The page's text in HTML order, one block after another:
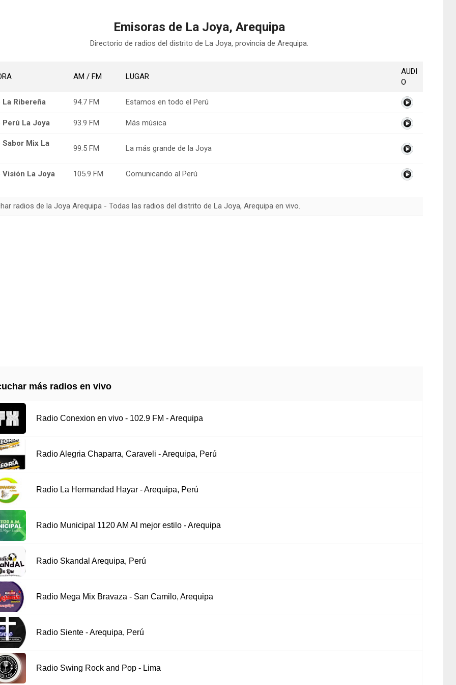
Emisoras de La Joya, Arequipa
Directorio de radios del distrito de La Joya, provincia de Arequipa.
AM / FM LUGAR
AUDI
O
La Ribereña 94.7 FM Estamos en todo el Perú
Perú La Joya 93.9 FM Más música
Sabor Mix La
99.5 FM La más grande de la Joya
Visión La Joya 105.9 FM Comunicando al Perú
radios de la Joya Arequipa - Todas las radios del distrito de La Joya, Arequipa en vivo.
más radios en vivo
Radio Conexion en vivo - 102.9 FM - Arequipa
Radio Alegria Chaparra, Caraveli - Arequipa, Perú
Radio La Hermandad Hayar - Arequipa, Perú
Radio Municipal 1120 AM Al mejor estilo - Arequipa
Radio Skandal Arequipa, Perú
Radio Mega Mix Bravaza - San Camilo, Arequipa
Radio Siente - Arequipa, Perú
Radio Swing Rock and Pop - Lima